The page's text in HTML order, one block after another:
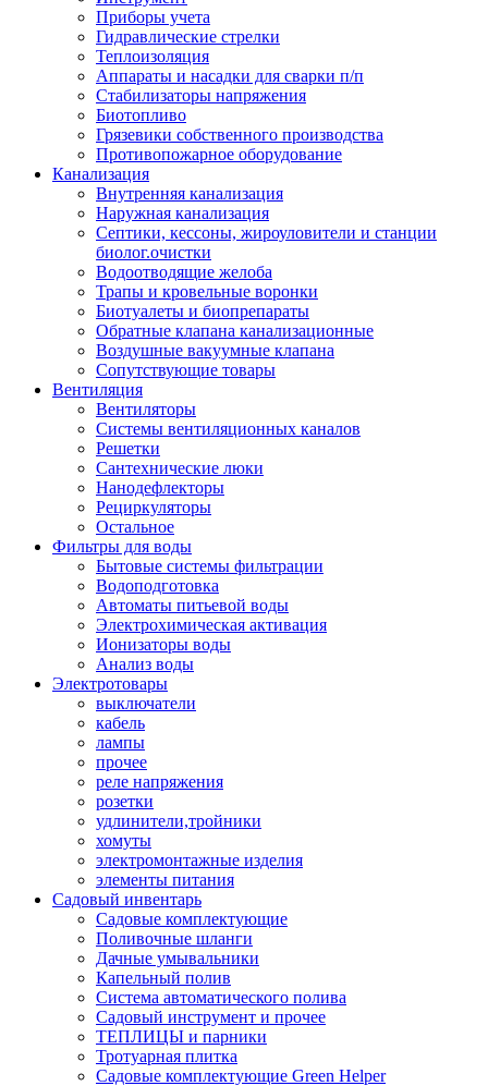
Приборы учета
Гидравлические стрелки
Теплоизоляция
Аппараты и насадки для сварки п/п
Стабилизаторы напряжения
Биотопливо
Грязевики собственного производства
Противопожарное оборудование
Канализация
Внутренняя канализация
Наружная канализация
Септики, кессоны, жироуловители и станции
биолог.очистки
Водоотводящие желоба
Трапы и кровельные воронки
Биотуалеты и биопрепараты
Обратные клапана канализационные
Воздушные вакуумные клапана
Сопутствующие товары
Вентиляция
Вентиляторы
Системы вентиляционных каналов
Решетки
Сантехнические люки
Нанодефлекторы
Рециркуляторы
Остальное
Фильтры для воды
Бытовые системы фильтрации
Водоподготовка
Автоматы питьевой воды
Электрохимическая активация
Ионизаторы воды
Анализ воды
Электротовары
выключатели
кабель
лампы
прочее
реле напряжения
розетки
удлинители,тройники
хомуты
электромонтажные изделия
элементы питания
Садовый инвентарь
Садовые комплектующие
Поливочные шланги
Дачные умывальники
Капельный полив
Система автоматического полива
Садовый инструмент и прочее
ТЕПЛИЦЫ и парники
Тротуарная плитка
Садовые комплектующие Green Helper